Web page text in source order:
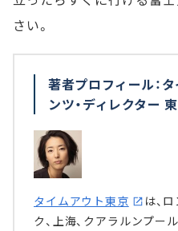
さい。
著者プロフィール：
ンツ・ディレクター
タイムアウト東京
は、
ク、上海、クアラルンプー